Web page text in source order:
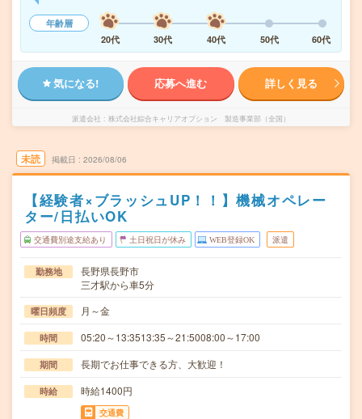
年齢層
20代
30代 40代 50代 60代
気になる! 応募へ進む 詳しく見る
派遣会社 株式会社綜合キャリアオプション 製造事業部（全国）
未読 掲載日 2026/08/06
【経験者×ブラッシュUP！！】機械オペレー
ター/日払いOK
交通費別途支給あり 土日祝日が休み WEB登録OK 派遣
勤務地
長野県長野市
三才駅から車5分
曜日頻度 月～金
時間 05:20～13:3513:35～21:5008:00～17:00
期間 長期でお仕事できる方、大歓迎！
時給 時給1400円
交通費